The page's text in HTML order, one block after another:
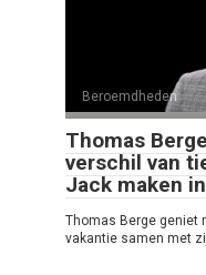
Beroemdheden
Thomas
verschil van
Jack maken
Thomas Berge geniet
vakantie samen met